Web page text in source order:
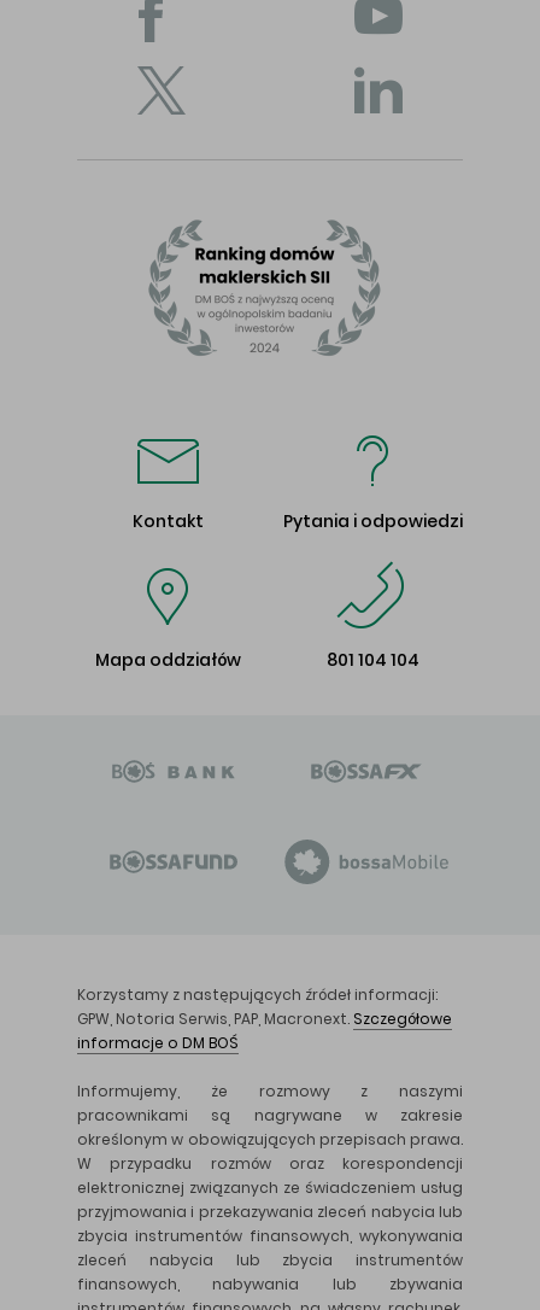
Kontakt Pytania i odpowiedzi
Mapa oddziałów 801 104 104
Korzystamy z następujących źródeł informacji:
GPW, Notoria Serwis, PAP, Macronext. Szczegółowe
informacje o DM BOŚ
Informujemy, że rozmowy z naszymi
pracownikami są nagrywane w zakresie
określonym w obowiązujących przepisach prawa.
W przypadku rozmów oraz korespondencji
elektronicznej związanych ze świadczeniem usług
przyjmowania i przekazywania zleceń nabycia lub
zbycia instrumentów finansowych, wykonywania
zleceń nabycia lub zbycia instrumentów
finansowych, nabywania lub zbywania